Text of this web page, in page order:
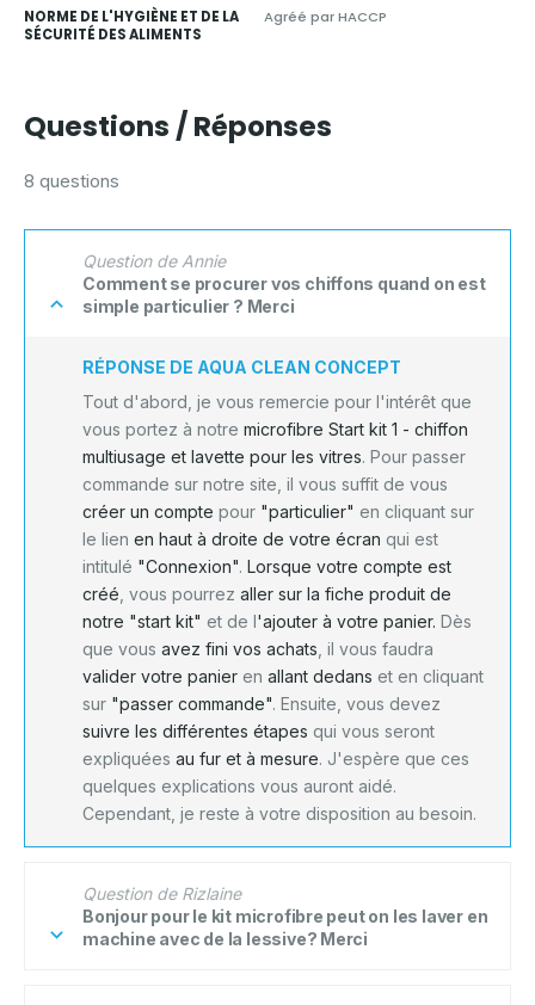
NORME DE L'HYGIÈNE ET DE LA
SÉCURITÉ DES ALIMENTS
Agréé par HACCP
Questions / Réponses
8 questions
Question de Annie
Comment se procurer vos chiffons quand on est
simple particulier ? Merci
RÉPONSE DE AQUA CLEAN CONCEPT
Tout d'abord, je vous remercie pour l'intérêt que
vous portez à notre microfibre Start kit 1 - chiffon
multiusage et lavette pour les vitres. Pour passer
commande sur notre site, il vous suffit de vous
créer un compte pour "particulier" en cliquant sur
le lien en haut à droite de votre écran qui est
intitulé "Connexion". Lorsque votre compte est
créé , vous pourrez aller sur la fiche produit de
notre "start kit" et de l'ajouter à votre panier. Dès
que vous avez fini vos achats , il vous faudra
valider votre panier en allant dedans et en cliquant
sur "passer commande". Ensuite, vous devez
suivre les différentes étapes qui vous seront
expliquées au fur et à mesure. J'espère que ces
quelques explications vous auront aidé.
Cependant, je reste à votre disposition au besoin.
Question de Rizlaine
Bonjour pour le kit microfibre peut on les laver en
machine avec de la lessive? Merci